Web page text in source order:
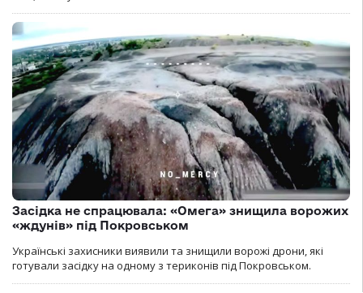
Засідка не спрацювала: «Омега» знищила ворожих
«ждунів» під Покровськом
Українські захисники виявили та знищили ворожі дрони, які
готували засідку на одному з териконів під Покровськом.